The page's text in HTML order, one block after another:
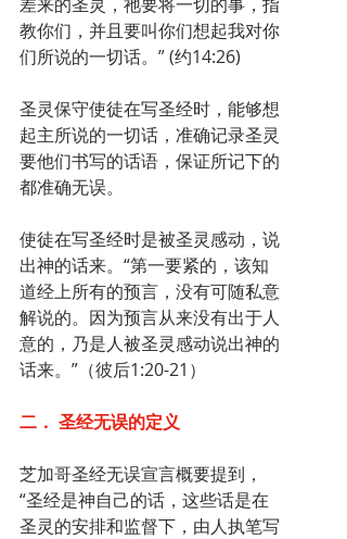
教你们，并且要叫你们想起我对你
们所说的一切话。” (约14:26)
圣灵保守使徒在写圣经时，能够想
起主所说的一切话，准确记录圣灵
要他们书写的话语，保证所记下的
都准确无误。
使徒在写圣经时是被圣灵感动，说
出神的话来。“第一要紧的，该知
道经上所有的预言，没有可随私意
解说的。因为预言从来没有出于人
意的，乃是人被圣灵感动说出神的
话来。”（彼后1:20-21）
二． 圣经无误的定义
芝加哥圣经无误宣言概要提到，
“圣经是神自己的话，这些话是在
圣灵的安排和监督下，由人执笔写